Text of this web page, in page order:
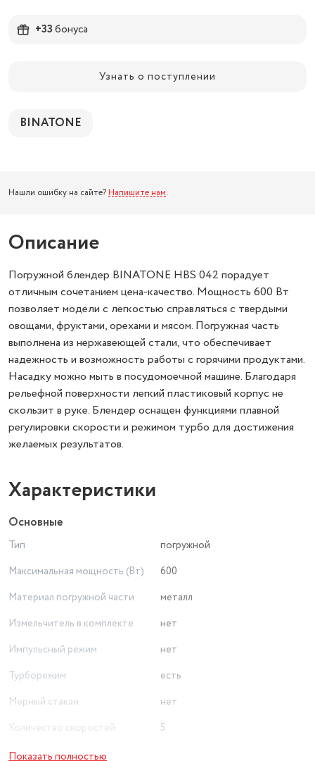
+33бонуса
Узнать о поступлении
BINATONE
Нашли ошибку на сайте? Напишите нам.
Описание
Погружной блендер BINATONE HBS 042 порадует
отличным сочетанием цена-качество. Мощность 600 Вт
позволяет модели с легкостью справляться с твердыми
овощами, фруктами, орехами и мясом. Погружная часть
выполнена из нержавеющей стали, что обеспечивает
надежность и возможность работы с горячими продуктами.
Насадку можно мыть в посудомоечной машине. Благодаря
рельефной поверхности легкий пластиковый корпус не
скользит в руке. Блендер оснащен функциями плавной
регулировки скорости и режимом турбо для достижения
желаемых результатов.
Характеристики
Основные
Тип
погружной
Максимальная мощность (Вт)
600
Материал погружной части
металл
Измельчитель в комплекте
нет
Импульсный режим
нет
Турборежим
есть
Мерный стакан
нет
Количество скоростей
5
Вес товара в упаковке, (кг)
Показать полностью